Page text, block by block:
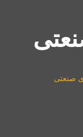
صنعتی